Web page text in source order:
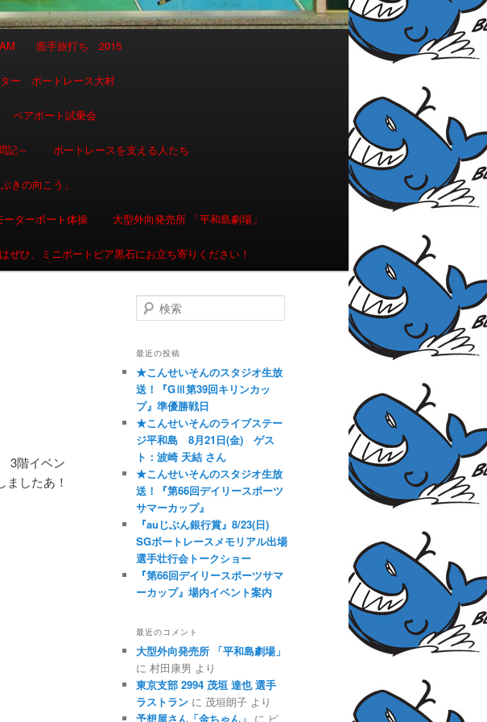
面手旅打ち 2015
ー ボートレース大村
ペアボート試乗会
記～ ボートレースを支える人たち
きの向こう」
ターボート体操 大型外向発売所 「平和島劇場」
ぜひ、ミニボートピア黒石にお立ち寄りください！
3階イベン
したあ！
検索
最近の投稿
★こんせいそんのスタジオ生放
送！『GⅢ第39回キリンカッ
プ』準優勝戦日
★こんせいそんのライブステー
ジ平和島 8月21日(金) ゲス
ト：波崎 天結 さん
★こんせいそんのスタジオ生放
送！『第66回デイリースポーツ
サマーカップ』
『auじぶん銀行賞』8/23(日)
SGボートレースメモリアル出場
選手壮行会トークショー
『第66回デイリースポーツサマ
ーカップ』場内イベント案内
最近のコメント
大型外向発売所 「平和島劇場」
に 村田康男 より
東京支部 2994 茂垣 達也 選手
ラストラン に 茂垣朗子 より
予想屋さん「金ちゃん」
に ピ